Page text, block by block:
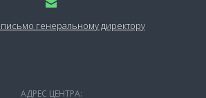
генеральному директору
АДРЕС ЦЕНТРА: